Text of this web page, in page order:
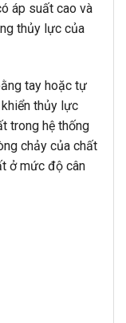
áp suất cao và
thủy lực của
tay hoặc tự
thủy lực
trong hệ thống
chảy của chất
ở mức độ cân